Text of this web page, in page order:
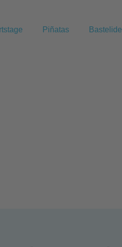
Piñatas